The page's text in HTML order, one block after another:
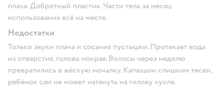
плача. Добротный пластик. Части тела за месяц
использования всё на месте.
Недостатки
Только звуки плача и сосания пустышки. Протекает вода
из отверстия, голова мокрая. Волосы через неделю
превратились в жëскую мочалку. Капюшон слишком тесен,
ребëнок сам не может натянуть на голову кукле.